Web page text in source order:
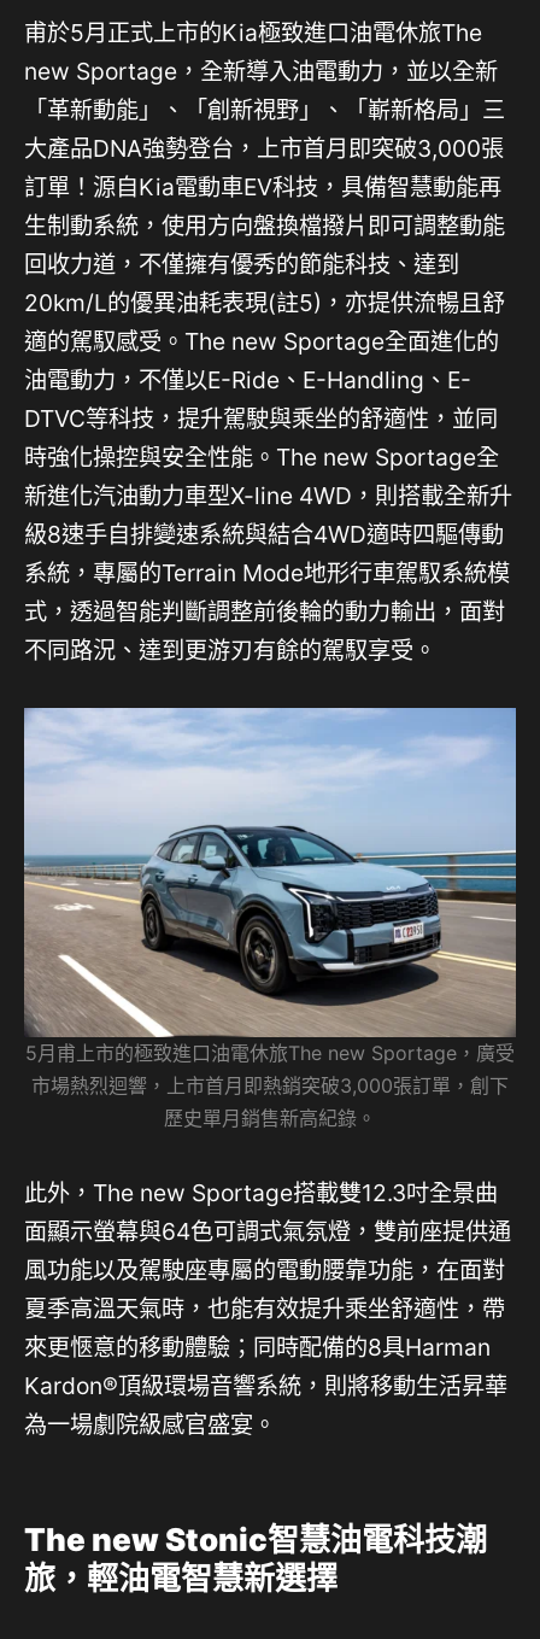
甫於5月正式上市的Kia極致進口油電休旅The
new Sportage，全新導入油電動力，並以全新
「革新動能」、「創新視野」、「嶄新格局」三
大產品DNA強勢登台，上市首月即突破3,000張
訂單！源自Kia電動車EV科技，具備智慧動能再
生制動系統，使用方向盤換檔撥片即可調整動能
回收力道，不僅擁有優秀的節能科技、達到
20km/L的優異油耗表現(註5)，亦提供流暢且舒
適的駕馭感受。The new Sportage全面進化的
油電動力，不僅以E-Ride、E-Handling、E-
DTVC等科技，提升駕駛與乘坐的舒適性，並同
時強化操控與安全性能。The new Sportage全
新進化汽油動力車型X-line 4WD，則搭載全新升
級8速手自排變速系統與結合4WD適時四驅傳動
系統，專屬的Terrain Mode地形行車駕馭系統模
式，透過智能判斷調整前後輪的動力輸出，面對
不同路況、達到更游刃有餘的駕馭享受。
5月甫上市的極致進口油電休旅The new Sportage，廣受
市場熱烈迴響，上市首月即熱銷突破3,000張訂單，創下
歷史單月銷售新高紀錄。
此外，The new Sportage搭載雙12.3吋全景曲
面顯示螢幕與64色可調式氣氛燈，雙前座提供通
風功能以及駕駛座專屬的電動腰靠功能，在面對
夏季高溫天氣時，也能有效提升乘坐舒適性，帶
來更愜意的移動體驗；同時配備的8具Harman
Kardon®頂級環場音響系統，則將移動生活昇華
為一場劇院級感官盛宴。
The new Stonic智慧油電科技潮
旅，輕油電智慧新選擇